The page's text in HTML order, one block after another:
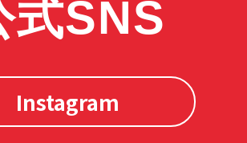
式SNS
Instagram